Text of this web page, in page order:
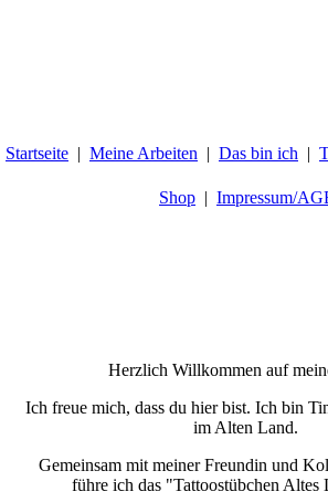
Startseite Meine Arbeiten Das bin ich
Shop Impressum/
Herzlich Willkommen auf
Ich freue mich, dass du hier bist. Ich bin
im Alten Land.
Gemeinsam mit meiner Freundin und
führe ich das "Tattoostübchen Altes